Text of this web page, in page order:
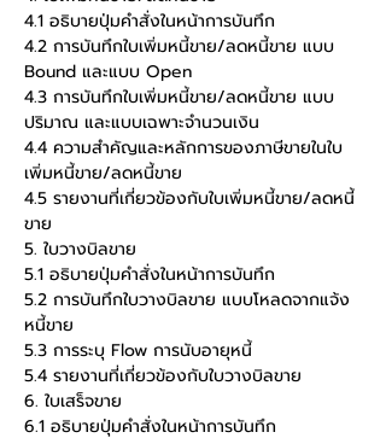
4.1 อธิบายปุ่มคำสั่งในหน้าการบันทึก
4.2 การบันทึกใบเพิ่มหนี้ขาย/ลดหนี้ขาย แบบ
Bound และแบบ Open
4.3 การบันทึกใบเพิ่มหนี้ขาย/ลดหนี้ขาย แบบ
ปริมาณ และแบบเฉพาะจำนวนเงิน
4.4 ความสำคัญและหลักการของภาษีขายในใบ
เพิ่มหนี้ขาย/ลดหนี้ขาย
4.5 รายงานที่เกี่ยวข้องกับใบเพิ่มหนี้ขาย/ลดหนี้
ขาย
5. ใบวางบิลขาย
5.1 อธิบายปุ่มคำสั่งในหน้าการบันทึก
5.2 การบันทึกใบวางบิลขาย แบบโหลดจากแจ้ง
หนี้ขาย
5.3 การระบุ Flow การนับอายุหนี้
5.4 รายงานที่เกี่ยวข้องกับใบวางบิลขาย
6. ใบเสร็จขาย
6.1 อธิบายปุ่มคำสั่งในหน้าการบันทึก